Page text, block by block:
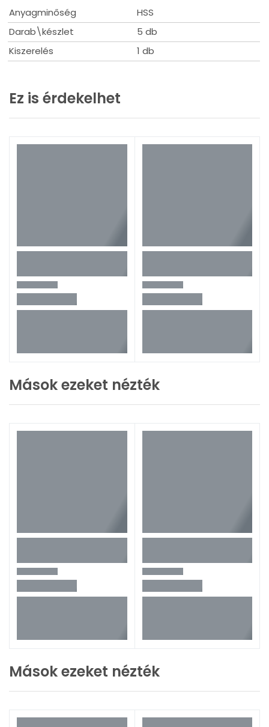
Anyagminőség
HSS
Darab\készlet
5 db
Kiszerelés
1 db
Ez is érdekelhet
Mások ezeket nézték
Mások ezeket nézték